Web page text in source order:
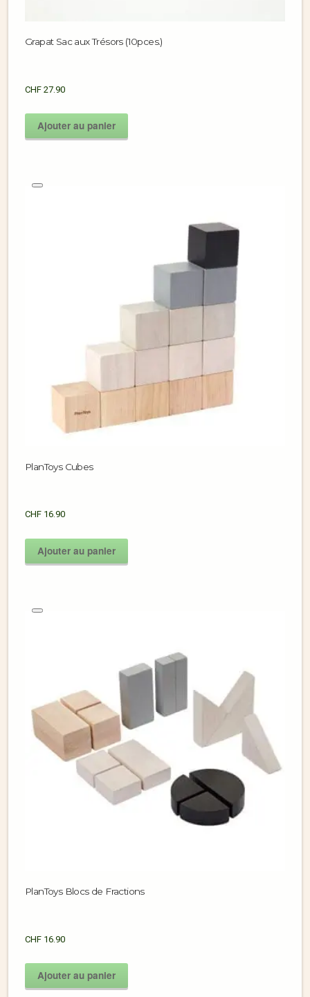
Grapat Sac aux Trésors (10pces.)
CHF 27.90
Ajouter au panier
PlanToys Cubes
CHF 16.90
Ajouter au panier
PlanToys Blocs de Fractions
CHF 16.90
Ajouter au panier